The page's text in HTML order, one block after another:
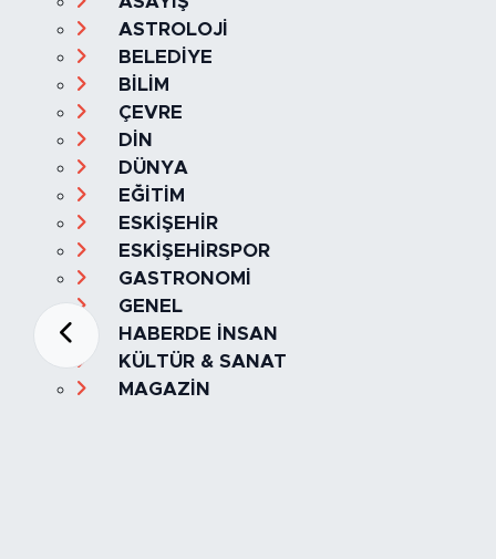
ASTROLOJİ
BELEDİYE
BİLİM
ÇEVRE
DİN
DÜNYA
EĞİTİM
ESKİŞEHİR
ESKİŞEHİRSPOR
GASTRONOMİ
GENEL
HABERDE İNSAN
KÜLTÜR & SANAT
MAGAZİN